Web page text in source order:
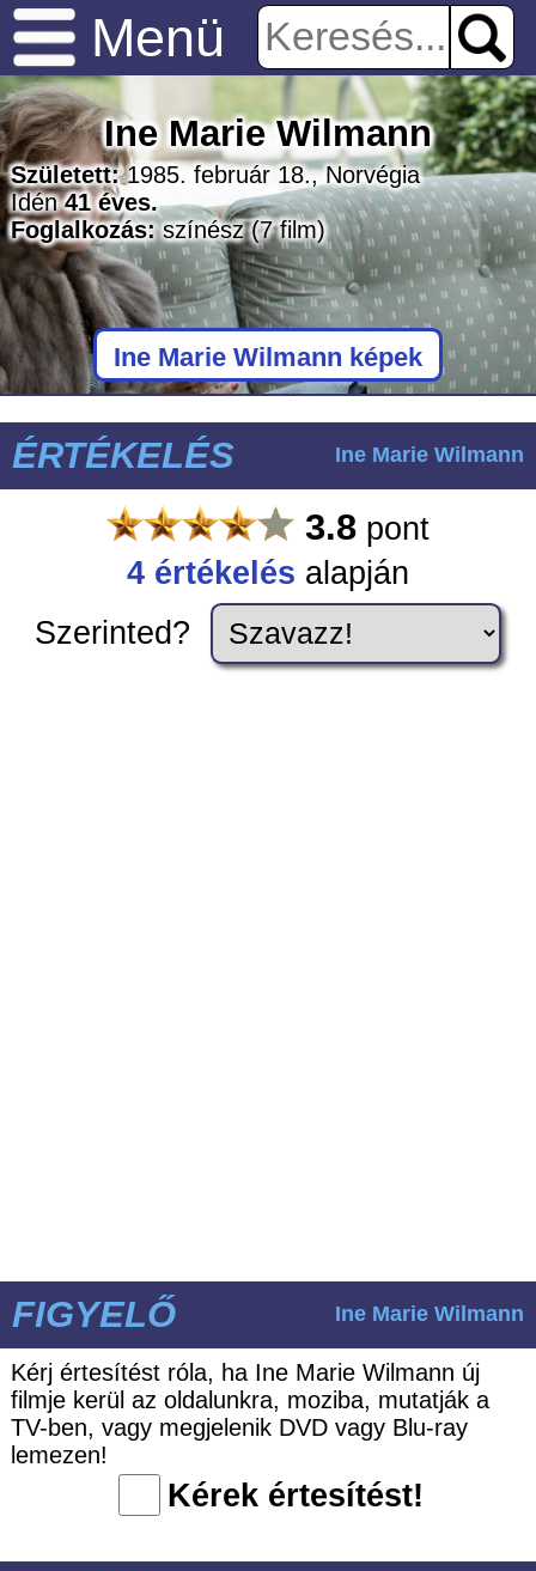
Menü
Ine Marie Wilmann
Született:1985. február 18., Norvégia
Idén41 éves.
Foglalkozás:színész(7 film)
Ine Marie Wilmann képek
ÉRTÉKELÉS Ine Marie Wilmann
3.8 pont
4 értékelés alapján
Szerinted?
FIGYELŐ Ine Marie Wilmann
Kérj értesítést róla, ha Ine Marie Wilmann új
filmje kerül az oldalunkra, moziba, mutatják a
TV-ben, vagy megjelenik DVD vagy Blu-ray
lemezen!
Kérek értesítést!